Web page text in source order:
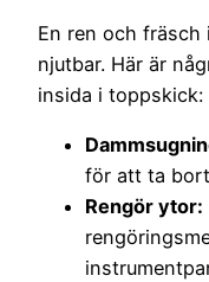
En ren och fräsch
njutbar. Här är
insida i toppskick:
för att ta
Rengör ytor: